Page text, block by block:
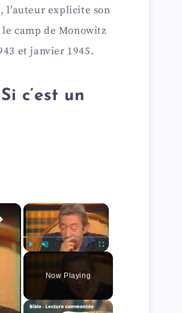
l’auteur explicite son
camp de Monowitz
et janvier 1945.
c’est un
×
Fullscreen
Now Playing
×